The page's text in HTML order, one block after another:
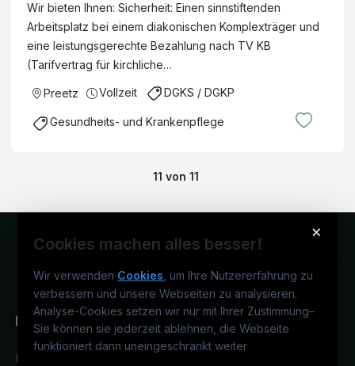
Wir bieten Ihnen: Sicherheit: Einen sinnstiftenden
Arbeitsplatz bei einem diakonischen Komplexträger und
eine leistungsgerechte Bezahlung nach TV KB
(Tarifvertrag für kirchliche…
Preetz Vollzeit DGKS / DGKP
Gesundheits- und Krankenpflege
11 von 11
×
Cookies machen alles besser!
Wir verwenden Cookies , um Ihre Nutzererfahrung zu
verbessern und unsere Webseiten zu analysieren.
Analyse-Cookies setzen wir nur mit Ihrer Zustimmung–
Sie können sie jederzeit ablehnen, die Webseite
funktioniert dann uneingeschränkt weiter
Deutschlands medizinisches